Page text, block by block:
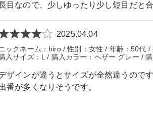
目なので、少しゆったり少し短目だと
2025.04.04
ニックネーム：hiro / 性別：女性 / 年齢：50代
入サイズ：L / 購入カラー：ヘザー グレー /
ザインが違うとサイズが全然違うので
番が多くなりそうです。